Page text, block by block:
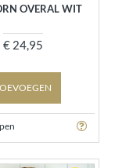
OVERAL WIT
€ 24,95